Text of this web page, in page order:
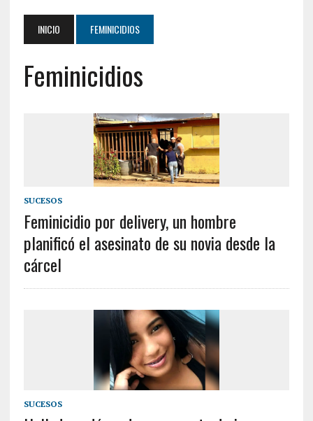
INICIO FEMINICIDIOS
Feminicidios
SUCESOS
Feminicidio por delivery, un hombre
planificó el asesinato de su novia desde la
cárcel
SUCESOS